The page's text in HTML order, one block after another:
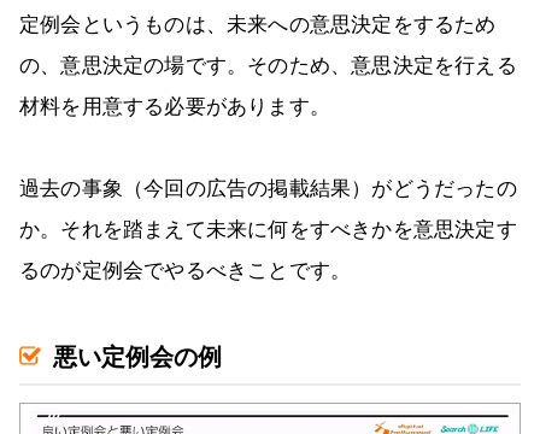
定例会というものは、未来への意思決定をするため
の、意思決定の場です。そのため、意思決定を行える
材料を用意する必要があります。
過去の事象（今回の広告の掲載結果）がどうだったの
か。それを踏まえて未来に何をすべきかを意思決定す
るのが定例会でやるべきことです。
悪い定例会の例